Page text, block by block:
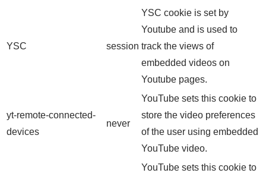
YSC session
YSC cookie is set by
Youtube and is used to
track the views of
embedded videos on
Youtube pages.
yt-remote-connected-
devices
never
YouTube sets this cookie to
store the video preferences
of the user using embedded
YouTube video.
YouTube sets this cookie to